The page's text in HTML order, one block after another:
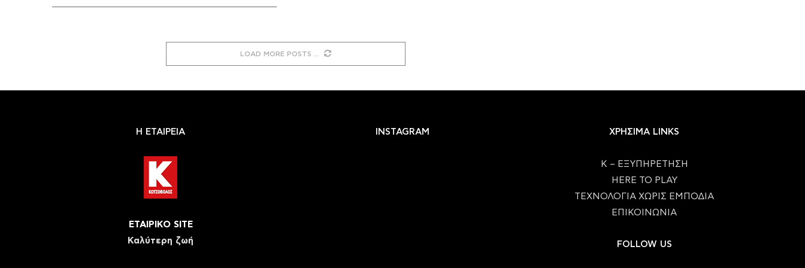
LOAD MORE POSTS
Η ΕΤΑΙΡΕΙΑ
ΕΤΑΙΡΙΚΟ SITE
Καλύτερη ζωή
INSTAGRAM ΧΡΗΣΙΜΑ LINKS
Κ – ΕΞΥΠΗΡΕΤΗΣΗ
HERE TO PLAY
ΤΕΧΝΟΛΟΓΙΑ ΧΩΡΙΣ ΕΜΠΟΔΙΑ
ΕΠΙΚΟΙΝΩΝΙΑ
FOLLOW US